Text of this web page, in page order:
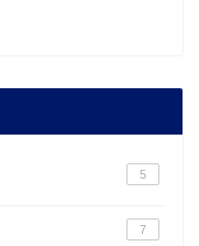
5
7